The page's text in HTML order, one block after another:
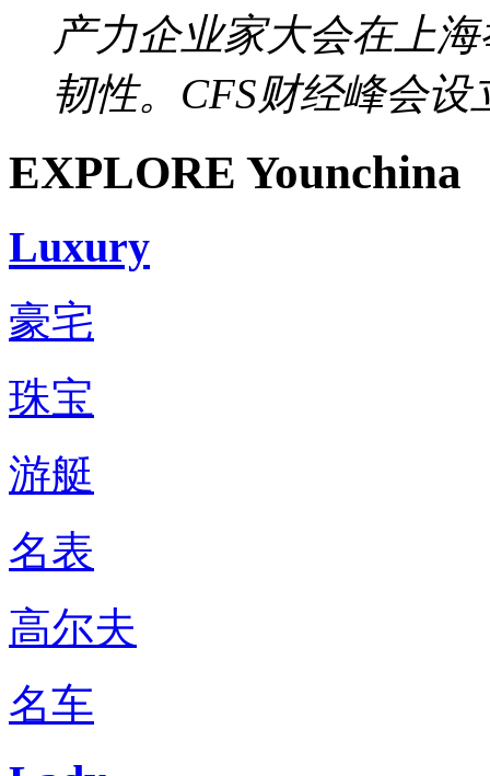
产力企业家大会在上
韧性。CFS财经峰会设
EXPLORE Younchina
Luxury
豪宅
珠宝
游艇
名表
高尔夫
名车